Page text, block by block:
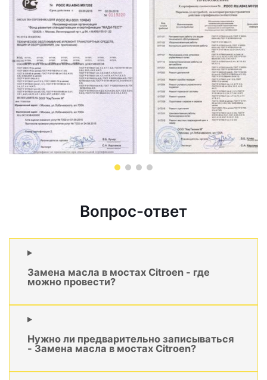
Вопрос-ответ
Замена масла в мостах Citroen - где
можно провести?
Нужно ли предварительно записываться
- Замена масла в мостах Citroen?